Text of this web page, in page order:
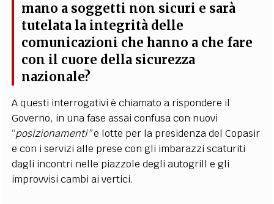
mano a soggetti non sicuri e sarà
tutelata la integrità delle
comunicazioni che hanno a che fare
con il cuore della sicurezza
nazionale?
A questi interrogativi è chiamato a rispondere il
Governo, in una fase assai confusa con nuovi
“posizionamenti”e lotte per la presidenza del Copasir
e con i servizi alle prese con gli imbarazzi scaturiti
dagli incontri nelle piazzole degli autogrill e gli
improvvisi cambi ai vertici.